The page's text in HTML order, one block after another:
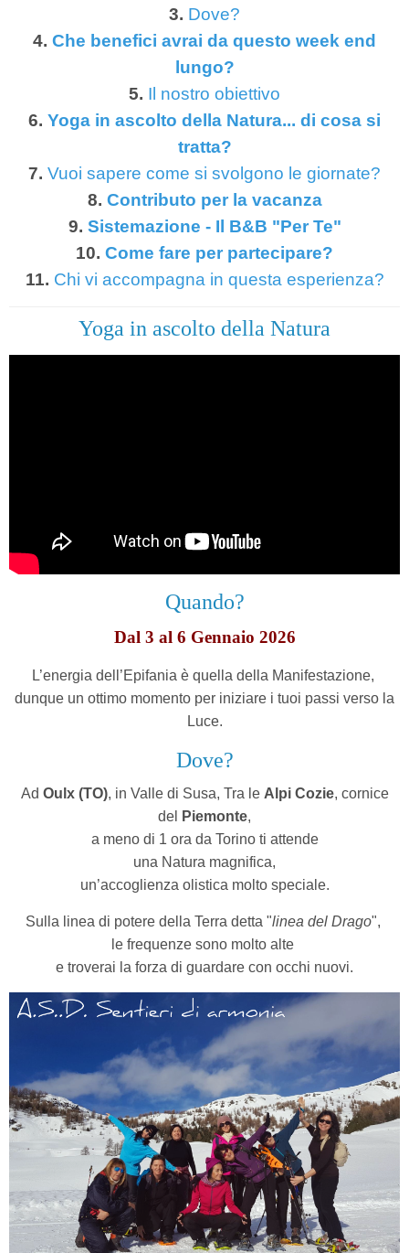
3. Dove?
4. Che benefici avrai da questo week end
lungo?
5. Il nostro obiettivo
6. Yoga in ascolto della Natura... di cosa si
tratta?
7. Vuoi sapere come si svolgono le giornate?
8. Contributo per la vacanza
9. Sistemazione - Il B&B "Per Te"
10. Come fare per partecipare?
11. Chi vi accompagna in questa esperienza?
Yoga in ascolto della Natura
Quando?
Dal 3 al 6 Gennaio 2026
L’energia dell’Epifania è quella della Manifestazione,
dunque un ottimo momento per iniziare i tuoi passi verso la
Luce.
Dove?
Ad Oulx (TO), in Valle di Susa, Tra le Alpi Cozie, cornice
del
Piemonte,
a meno di 1 ora da Torino ti attende
una Natura magnifica,
un’accoglienza olistica molto speciale.
Sulla linea di potere della Terra detta "linea del Drago",
le frequenze sono molto alte
e troverai la forza di guardare con occhi nuovi.